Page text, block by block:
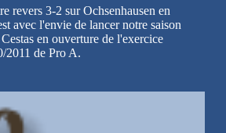
revers 3-2 sur Ochsenhausen en
avec l'envie de lancer notre saison
en ouverture de l'exercice
2011 de Pro A.